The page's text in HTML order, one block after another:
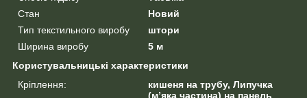
Стан
Новий
Тип текстильного виробу
штори
Ширина виробу
5 м
Користувальницькі характеристики
Кріплення:
кишеня на трубу, Липучка
(м’яка частина) на панель